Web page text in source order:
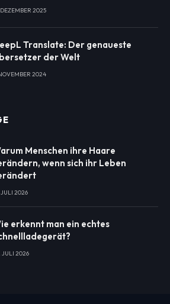
DEZEMBER 2025
Translate: Der genaueste
der Welt
2024
Menschen ihre Haare
wenn sich ihr Leben
JULI 2026
erkennt man ein echtes
JULI 2026